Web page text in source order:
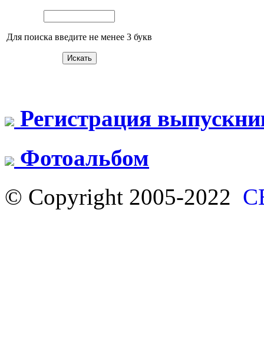
Для поиска введите не менее 3 букв
Регистрация
Фотоальбом
© Copyright 2005-2022